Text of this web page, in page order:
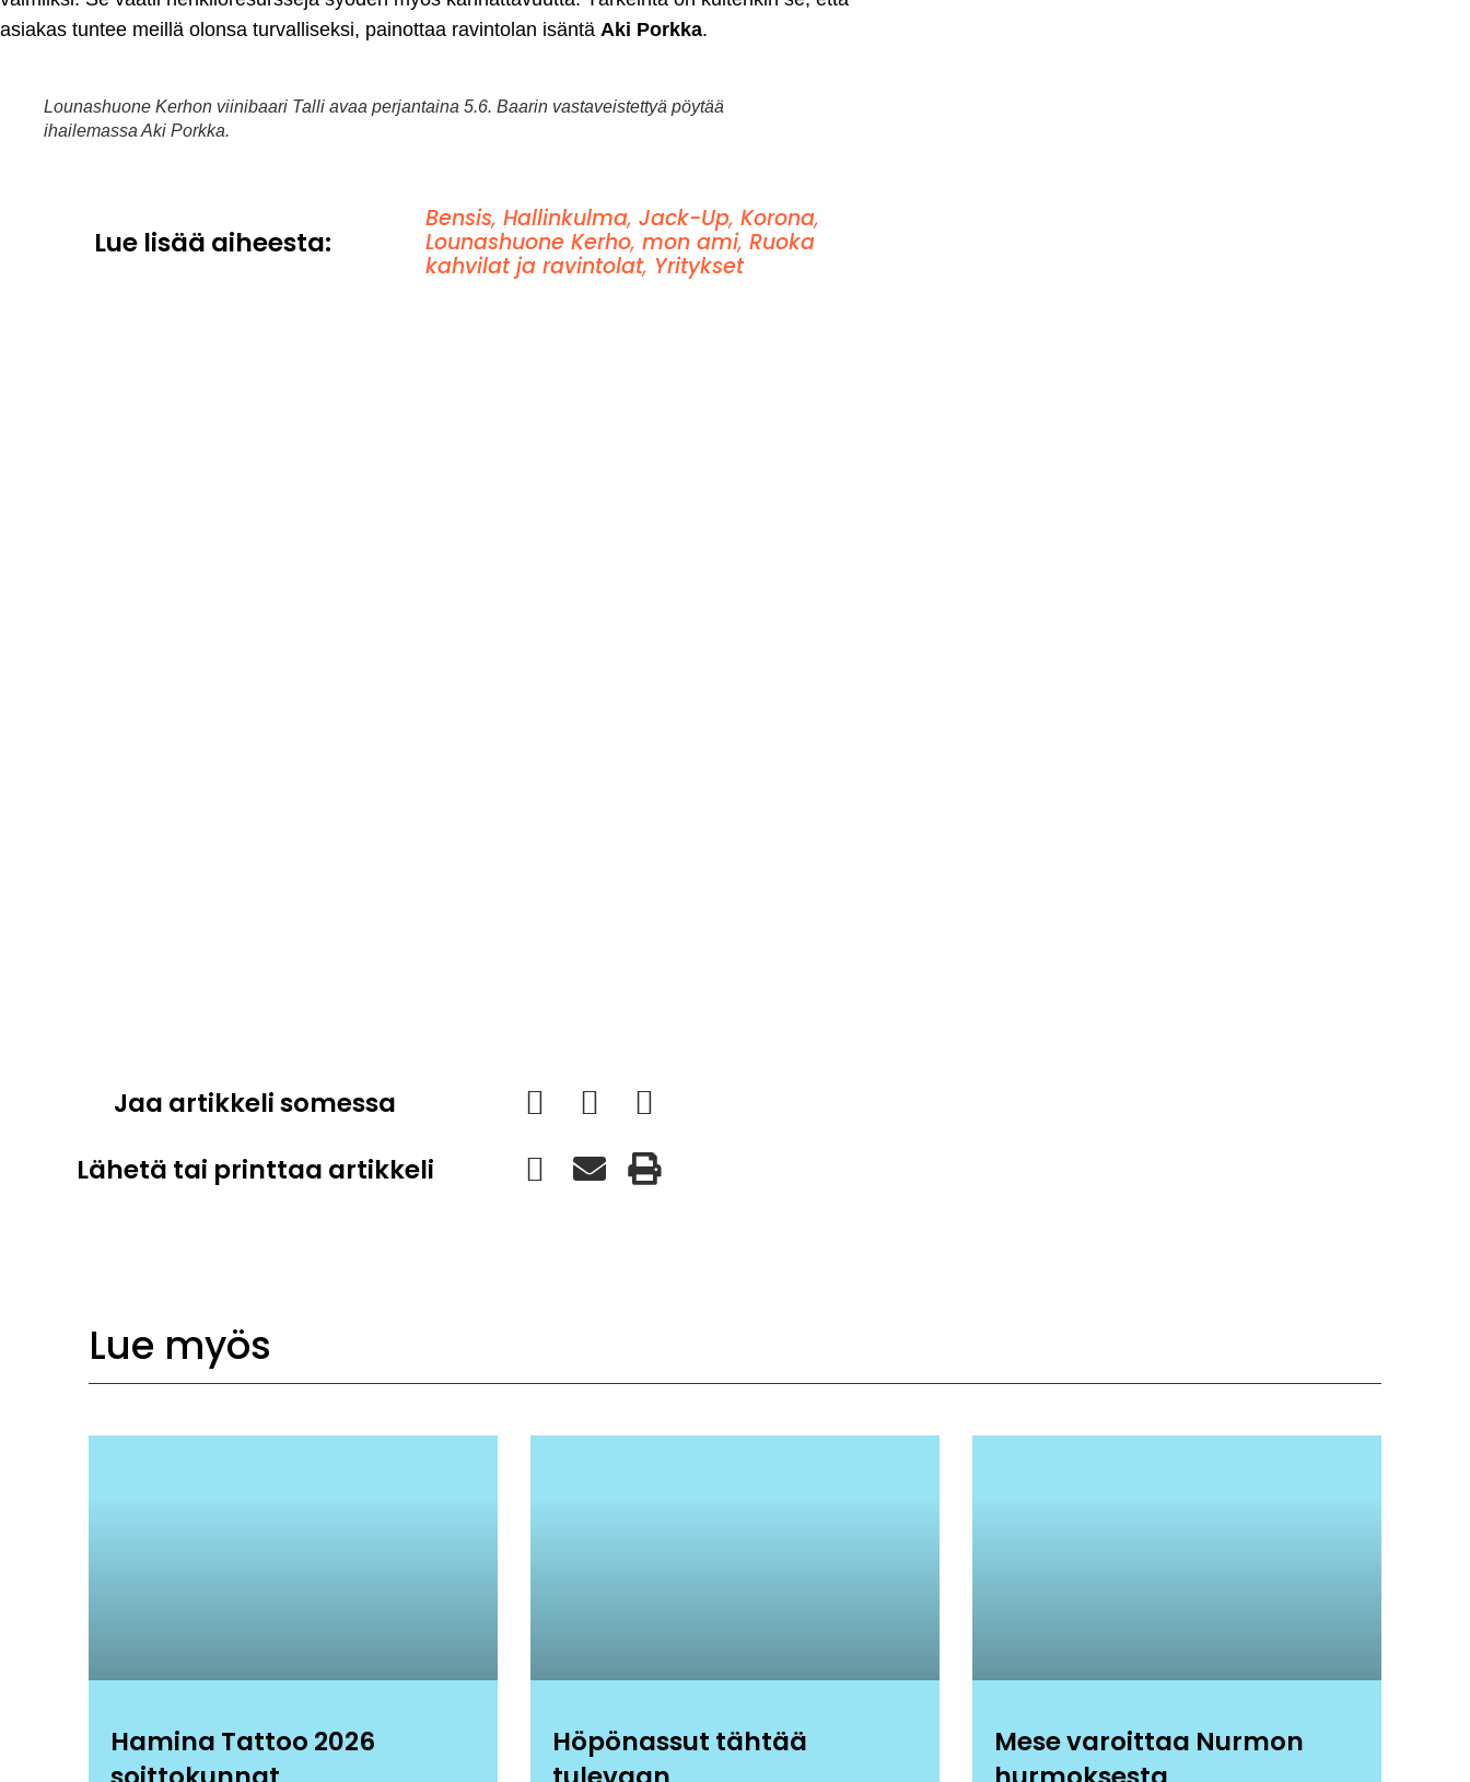
asiakas tuntee meillä olonsa turvalliseksi, painottaa ravintolan isäntä Aki Porkka.
Lounashuone Kerhon viinibaari Talli avaa perjantaina 5.6. Baarin vastaveistettyä pöytää
ihailemassa Aki Porkka.
Lue lisää aiheesta:
Bensis, Hallinkulma, Jack-Up, Korona,
Lounashuone Kerho, mon ami, Ruoka
kahvilat ja ravintolat, Yritykset
Jaa artikkeli somessa
Lähetä tai printtaa artikkeli
Lue myös
Hamina Tattoo 2026
Höpönassut tähtää
Mese varoittaa Nurmon